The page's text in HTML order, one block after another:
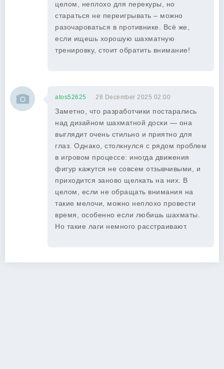
целом, неплохо для перекуры, но
стараться не переигрывать – можно
разочароваться в противнике. Всё же,
если ищешь хорошую шахматную
тренировку, стоит обратить внимание!
atos52625 28 December 2025 02:00
Заметно, что разработчики постарались
над дизайном шахматной доски — она
выглядит очень стильно и приятно для
глаз. Однако, столкнулся с рядом проблем
в игровом процессе: иногда движения
фигур кажутся не совсем отзывчивыми, и
приходится заново щелкать на них. В
целом, если не обращать внимания на
такие мелочи, можно неплохо провести
время, особенно если любишь шахматы.
Но такие лаги немного расстраивают.